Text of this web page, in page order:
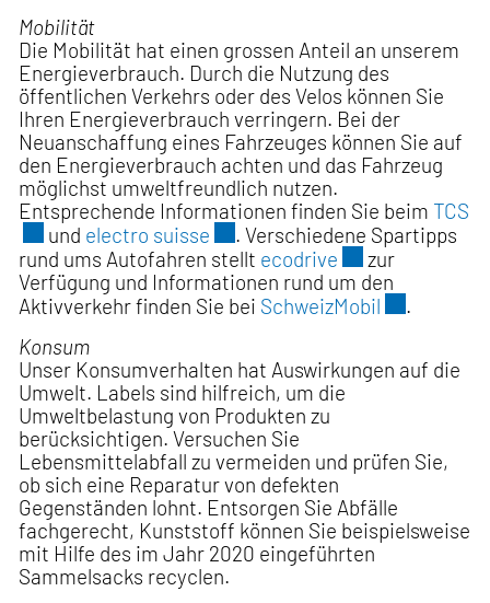
Mobilität
Die Mobilität hat einen grossen Anteil an unserem
Energieverbrauch. Durch die Nutzung des
öffentlichen Verkehrs oder des Velos können Sie
Ihren Energieverbrauch verringern. Bei der
Neuanschaffung eines Fahrzeuges können Sie auf
den Energieverbrauch achten und das Fahrzeug
möglichst umweltfreundlich nutzen.
Entsprechende Informationen finden Sie beim TCS
und electro suisse Externer Link wird in einem
. Verschiedene Spartipps
rund ums Autofahren stellt ecodrive Externer Link
zur
Verfügung und Informationen rund um den
Aktivverkehr finden Sie bei SchweizMobil Externer
.
Konsum
Unser Konsumverhalten hat Auswirkungen auf die
Umwelt. Labels sind hilfreich, um die
Umweltbelastung von Produkten zu
berücksichtigen. Versuchen Sie
Lebensmittelabfall zu vermeiden und prüfen Sie,
ob sich eine Reparatur von defekten
Gegenständen lohnt. Entsorgen Sie Abfälle
fachgerecht, Kunststoff können Sie beispielsweise
mit Hilfe des im Jahr 2020 eingeführten
Sammelsacks recyclen.